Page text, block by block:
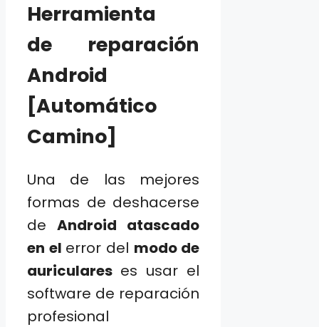
Herramienta
de reparación
Android
[Automático
Camino]
Una de las mejores
formas de deshacerse
deAndroid atascado
en el error del modo de
auriculares es usar el
software de reparación
profesional